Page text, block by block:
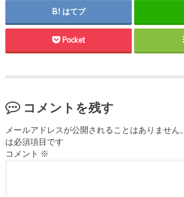
はてブ
Pocket
コメントを残す
メールアドレスが公開されることはありません。
は必須項目です
コメント ※